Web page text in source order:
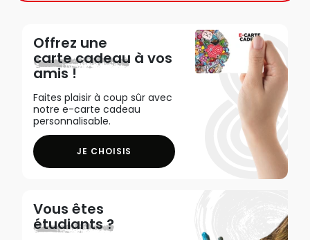
Offrez une
carte cadeau à vos
amis !
Faites plaisir à coup sûr avec
notre e-carte cadeau
personnalisable.
JE CHOISIS
Vous êtes
étudiants ?